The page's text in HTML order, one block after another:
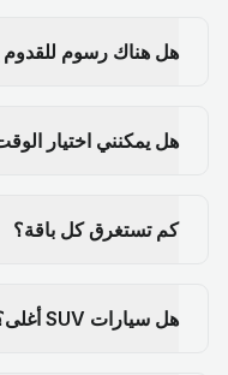
هل هناك رسوم
هل يمكنني اختيار
كم تستغرق كل باقة؟
هل سيارات SUV أغلى؟